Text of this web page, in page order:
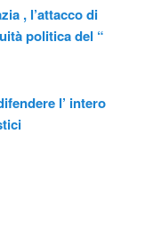
, l’attacco di
politica del “
l’ intero